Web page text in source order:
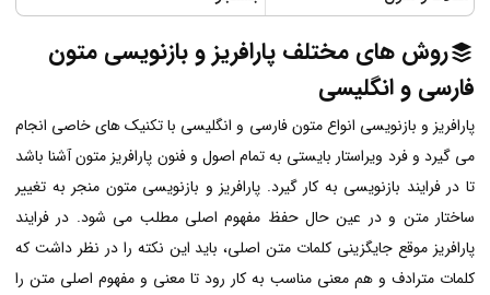
روش های مختلف پارافریز و بازنویسی متون
فارسی و انگلیسی
پارافریز و بازنویسی انواع متون فارسی و انگلیسی با تکنیک های خاصی انجام
می گیرد و فرد ویراستار بایستی به تمام اصول و فنون پارافریز متون آشنا باشد
تا در فرایند بازنویسی به کار گیرد. پارافریز و بازنویسی متون منجر به تغییر
ساختار متن و در عین حال حفظ مفهوم اصلی مطلب می شود. در فرایند
پارافریز موقع جایگزینی کلمات متن اصلی، باید این نکته را در نظر داشت که
کلمات مترادف و هم معنی مناسب به کار رود تا معنی و مفهوم اصلی متن را